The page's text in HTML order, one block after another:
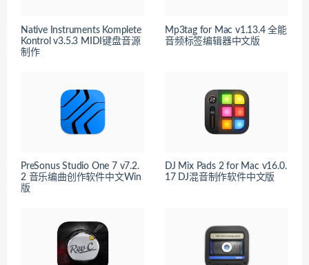
Native Instruments Komplete
Kontrol v3.5.3 MIDI键盘音源
制作
Mp3tag for Mac v1.13.4 全能
音频标签编辑器中文版
PreSonus Studio One 7 v7.2.
2 音乐编曲创作软件中文Win
版
DJ Mix Pads 2 for Mac v16.0.
17 DJ混音制作软件中文版